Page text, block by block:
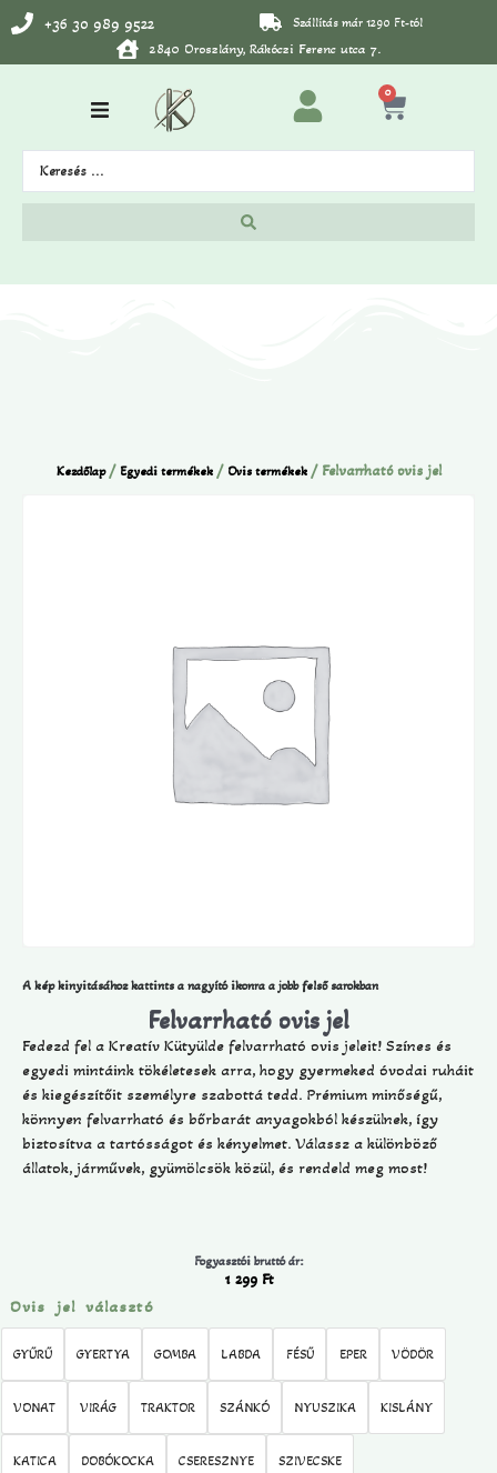
+36 30 989 9522 Szállítás már 1290 Ft-tól
2840 Oroszlány, Rákóczi Ferenc utca 7.
0
Kezdőlap/ Egyedi termékek/ Ovis termékek/ Felvarrható ovis jel
A kép kinyitásához kattints a nagyító ikonra a jobb felső sarokban
Felvarrható ovis jel
Fedezd fel a Kreatív Kütyülde felvarrható ovis jeleit! Színes és
egyedi mintáink tökéletesek arra, hogy gyermeked óvodai ruháit
és kiegészítőit személyre szabottá tedd. Prémium minőségű,
könnyen felvarrható és bőrbarát anyagokból készülnek, így
biztosítva a tartósságot és kényelmet. Válassz a különböző
állatok, járművek, gyümölcsök közül, és rendeld meg most!
Fogyasztói bruttó ár:
1 299 Ft
Ovis jel választó
GYŰRŰ GYERTYA GOMBA LABDA FÉSŰ EPER VÖDÖR
VONAT VIRÁG TRAKTOR SZÁNKÓ NYUSZIKA KISLÁNY
KATICA DOBÓKOCKA CSERESZNYE SZIVECSKE